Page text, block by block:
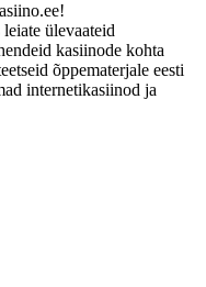
ülevaateid
kasiinode kohta
õppematerjale eesti
internetikasiinod ja